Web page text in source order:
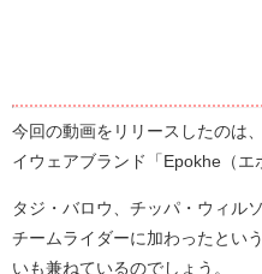
今回の動画をリリースしたのは
イウェアブランド「Epokhe（エ
タジ・バロウ、チッパ・ウィル
チームライダーに加わったとい
いも兼ねているのでしょう。